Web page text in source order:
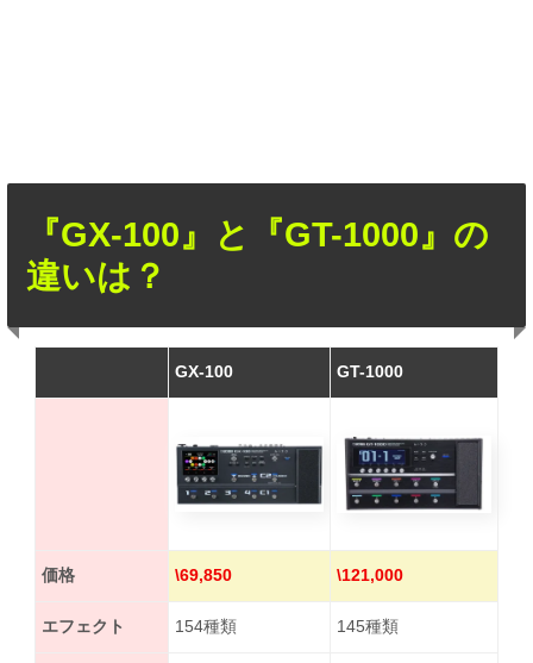
『GX-100』と『GT-1000』の
違いは？
GX-100 GT-1000
価格 \69,850 \121,000
エフェクト 154種類 145種類